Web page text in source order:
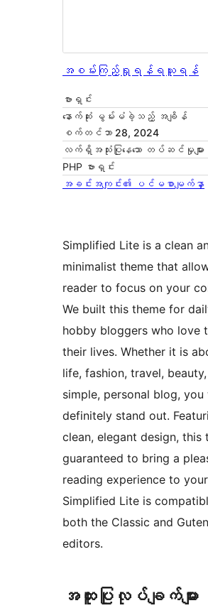
အစမ်းကြည့်ရှုရန် ရယူရန်
ဗားရှင်း
နောက်ဆုံး မွမ်းမံခဲ့သည့် အချိန်
စက်တင်ဘာ 28, 2024
လက်ရှိအသုံးပြုနေသော တပ်ဆင်မှုများ
PHP ဗားရှင်း
အခင်းအကျင်း၏ ပင်မစာမျက်နှာ
Simplified Lite is a clean
minimalist theme that
reader to focus on your
We built this theme for
hobby bloggers who love
their lives. Whether it is
life, fashion, travel,
simple, personal blog, you
definitely stand out.
clean, elegant design, this
guaranteed to bring a
reading experience to
Simplified Lite is
both the Classic and
editors.
အ​ထူး​ပြု​လုပ်​ချက်​များ